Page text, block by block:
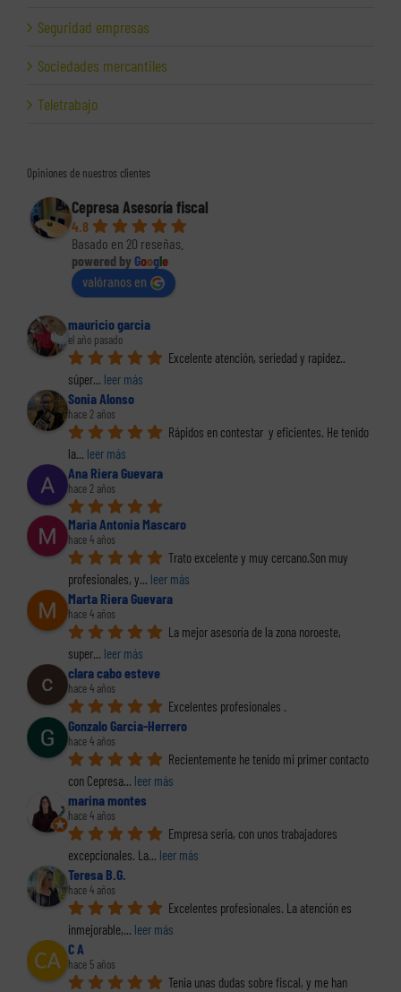
Seguridad empresas
Sociedades mercantiles
Teletrabajo
Opiniones de nuestros clientes
Cepresa Asesoría fiscal
4.8
Basado en 20 reseñas.
powered by Google
valóranos en
mauricio garcia
el año pasado
Excelente atención, seriedad y rapidez..
súper... leer más
Sonia Alonso
hace 2 años
Rápidos en contestar  y eficientes. He tenido
la... leer más
Ana Riera Guevara
hace 2 años
Maria Antonia Mascaro
hace 4 años
Trato excelente y muy cercano.Son muy
profesionales, y... leer más
Marta Riera Guevara
hace 4 años
La mejor asesoría de la zona noroeste,
super... leer más
clara cabo esteve
hace 4 años
Excelentes profesionales .
Gonzalo Garcia-Herrero
hace 4 años
Recientemente he tenido mi primer contacto
con Cepresa... leer más
marina montes
hace 4 años
Empresa seria, con unos trabajadores
excepcionales. La... leer más
Teresa B.G.
hace 4 años
Excelentes profesionales. La atención es
inmejorable,... leer más
C A
hace 5 años
Tenia unas dudas sobre fiscal, y me han